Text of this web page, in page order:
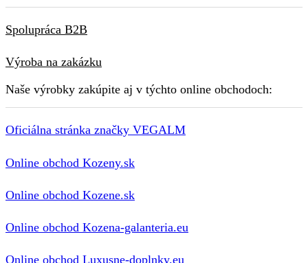
Spolupráca B2B
Výroba na zakázku
Naše výrobky zakúpite aj v týchto online obchodoch:
Oficiálna stránka značky VEGALM
Online obchod Kozeny.sk
Online obchod Kozene.sk
Online obchod Kozena-galanteria.eu
Online obchod Luxusne-doplnky.eu